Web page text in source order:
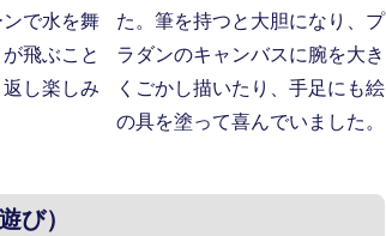
で水を舞
飛ぶこと
し楽しみ
た。筆を持つと大胆になり、プ
ラダンのキャンバスに腕を大き
くごかし描いたり、手足にも絵
の具を塗って喜んでいました。
び）